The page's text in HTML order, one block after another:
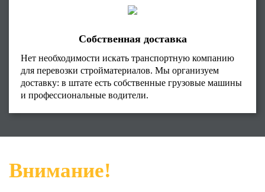
Собственная доставка
Нет необходимости искать транспортную компанию
для перевозки стройматериалов. Мы организуем
доставку: в штате есть собственные грузовые машины
и профессиональные водители.
Внимание!